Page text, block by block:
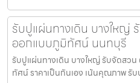
รับปูแผ่นทางเดิน บางใหญ่
ออกแบบภูมิทัศน์ นนทบุรี
รับปูแผ่นทางเดิน บางใหญ่ รับจัดสว
ทัศน์ ราคาเป็นกันเอง เน้นคุณภาพ รั